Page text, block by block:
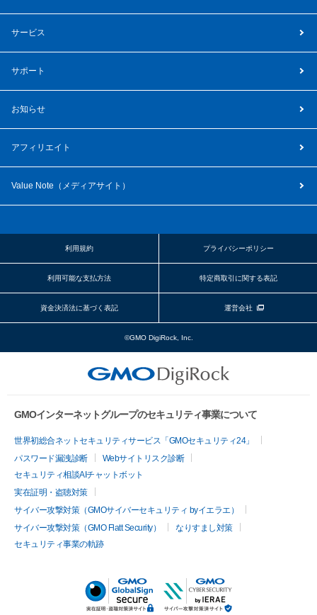
サービス
サポート
お知らせ
アフィリエイト
Value Note（ メディアサイト ）
利用規約 プライバシーポリシー
利用可能な支払方法 特定商取引に関する表記
資金決済法に基づく表記 運営会社
©GMO DigiRock, Inc.
GMOインターネットグループのセキュリティ事業について
世界初総合ネットセキュリティサービス「GMOセキュリティ24」
パスワード漏洩診断
Webサイトリスク診断
セキュリティ相談AIチャットボット
実在証明・盗聴対策
サイバー攻撃対策（GMOサイバーセキュリティ byイエラエ）
サイバー攻撃対策（GMO Flatt Security）
なりすまし対策
セキュリティ事業の軌跡